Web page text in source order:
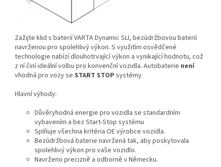
Zažijte klid s baterií VARTA Dynamic SLI, bezúdržbovou baterií
navrženou pro spolehlivý výkon. S využitím osvědčené
technologie nabízí dlouhotrvající výkon a vynikající hodnotu, což
z ní činí ideální volbu pro konvenční vozidla. Autobaterie není
vhodná pro vozy se START STOP systémy.
Hlavní výhody:
Důvěryhodná energie pro vozidla se standardním
vybavením a bez Start-Stop systému
Splňuje všechna kritéria OE výrobce vozidla.
Bezúdržbová baterie navržená tak, aby poskytovala
spolehlivý výkon pro vaše vozidlo.
Navrženo precizně a odborně v Německu.